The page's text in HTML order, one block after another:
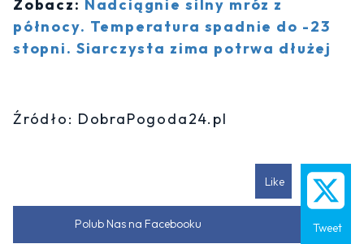
Zobacz: Nadciągnie silny mróz z
północy. Temperatura spadnie do -23
stopni. Siarczysta zima potrwa dłużej
Źródło: DobraPogoda24.pl
Like
Tweet
Polub Nas na Facebooku